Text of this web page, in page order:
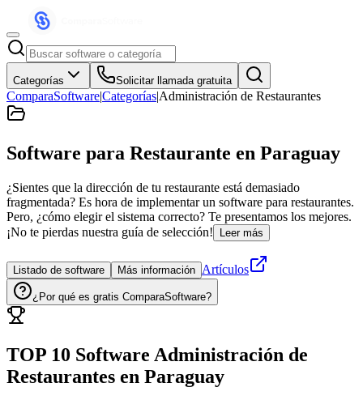
Categorías Solicitar llamada gratuita
ComparaSoftware|Categorías|Administración de Restaurantes
Software para Restaurante en Paraguay
¿Sientes que la dirección de tu restaurante está demasiado
fragmentada? Es hora de implementar un software para restaurantes.
Pero, ¿cómo elegir el sistema correcto? Te presentamos los mejores.
¡No te pierdas nuestra guía de selección!
Leer más
Listado de software Más información Artículos
¿Por qué es gratis ComparaSoftware?
TOP 10 Software Administración de
Restaurantes en Paraguay